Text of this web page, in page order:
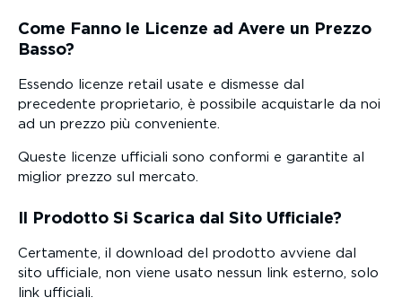
Come Fanno le Licenze ad Avere un Prezzo
Basso?
Essendo licenze retail usate e dismesse dal
precedente proprietario, è possibile acquistarle da noi
ad un prezzo più conveniente.
Queste licenze ufficiali sono conformi e garantite al
miglior prezzo sul mercato.
Il Prodotto Si Scarica dal Sito Ufficiale?
Certamente, il download del prodotto avviene dal
sito ufficiale, non viene usato nessun link esterno, solo
link ufficiali.